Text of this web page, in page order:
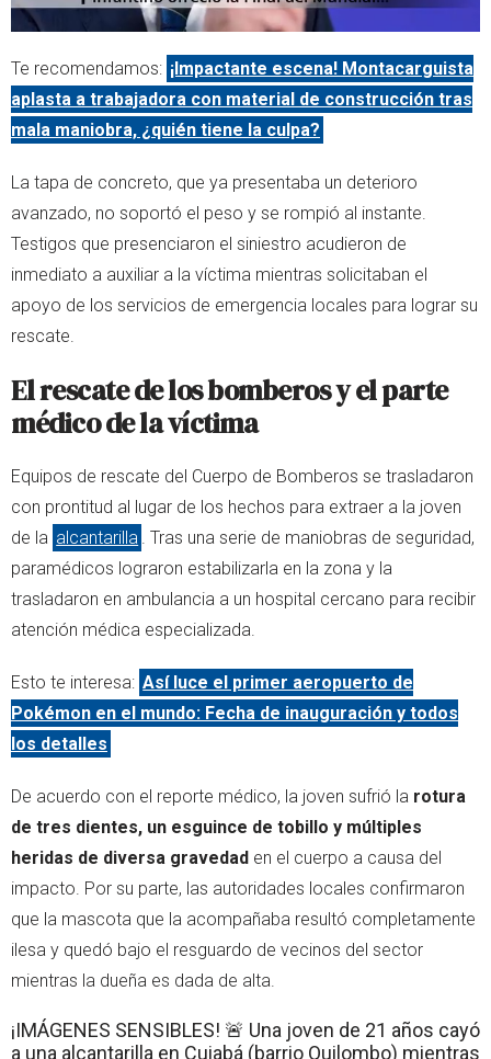
Te recomendamos: ¡Impactante escena! Montacarguista
aplasta a trabajadora con material de construcción tras
mala maniobra, ¿quién tiene la culpa?
La tapa de concreto, que ya presentaba un deterioro
avanzado, no soportó el peso y se rompió al instante.
Testigos que presenciaron el siniestro acudieron de
inmediato a auxiliar a la víctima mientras solicitaban el
apoyo de los servicios de emergencia locales para lograr su
rescate.
El rescate de los bomberos y el parte
médico de la víctima
Equipos de rescate del Cuerpo de Bomberos se trasladaron
con prontitud al lugar de los hechos para extraer a la joven
de la alcantarilla . Tras una serie de maniobras de seguridad,
paramédicos lograron estabilizarla en la zona y la
trasladaron en ambulancia a un hospital cercano para recibir
atención médica especializada.
Esto te interesa: Así luce el primer aeropuerto de
Pokémon en el mundo: Fecha de inauguración y todos
los detalles
De acuerdo con el reporte médico, la joven sufrió la rotura
de tres dientes, un esguince de tobillo y múltiples
heridas de diversa gravedad en el cuerpo a causa del
impacto. Por su parte, las autoridades locales confirmaron
que la mascota que la acompañaba resultó completamente
ilesa y quedó bajo el resguardo de vecinos del sector
mientras la dueña es dada de alta.
¡IMÁGENES SENSIBLES! 🚨 Una joven de 21 años cayó
a una alcantarilla en Cuiabá (barrio Quilombo) mientras